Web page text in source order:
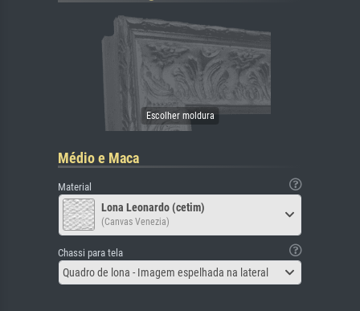
Médio e Maca
Material
Lona Leonardo (cetim)
(Canvas Venezia)
Chassi para tela
Quadro de lona - Imagem espelhada na lateral